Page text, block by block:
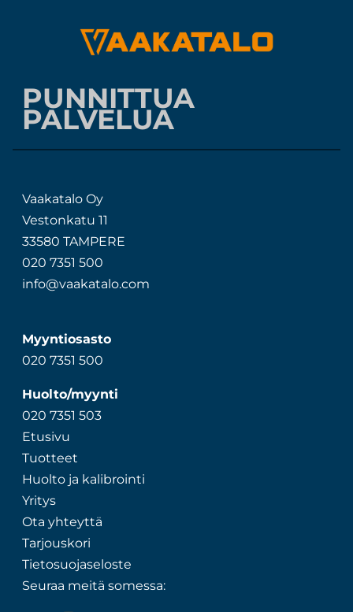
PUNNITTUA
PALVELUA
Vaakatalo Oy
Vestonkatu 11
33580 TAMPERE
020 7351 500
info@vaakatalo.com
Myyntiosasto
020 7351 500
Huolto/myynti
020 7351 503
Etusivu
Tuotteet
Huolto ja kalibrointi
Yritys
Ota yhteyttä
Tarjouskori
Tietosuojaseloste
Seuraa meitä somessa: